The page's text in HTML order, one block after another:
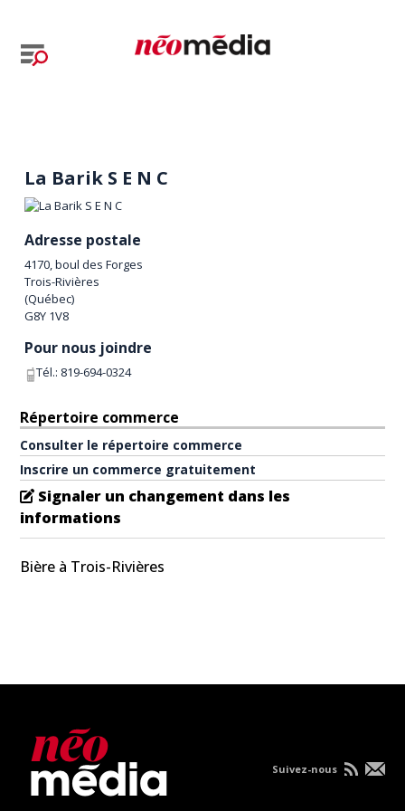
La Barik S E N C
Adresse postale
4170, boul des Forges
Trois-Rivières
(Québec)
G8Y 1V8
Pour nous joindre
Tél.: 819-694-0324
Répertoire commerce
Consulter le répertoire commerce
Inscrire un commerce gratuitement
Signaler un changement dans les
informations
Bière à Trois-Rivières
Suivez-nous